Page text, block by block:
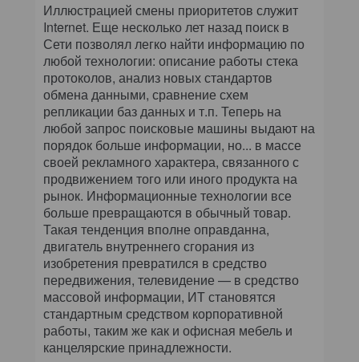
Иллюстрацией смены приоритетов служит
Internet. Еще несколько лет назад поиск в
Сети позволял легко найти информацию по
любой технологии: описание работы стека
протоколов, анализ новых стандартов
обмена данными, сравнение схем
репликации баз данных и т.п. Теперь на
любой запрос поисковые машины выдают на
порядок больше информации, но... в массе
своей рекламного характера, связанного с
продвижением того или иного продукта на
рынок. Информационные технологии все
больше превращаются в обычный товар.
Такая тенденция вполне оправданна,
двигатель внутреннего сгорания из
изобретения превратился в средство
передвижения, телевидение — в средство
массовой информации, ИТ становятся
стандартным средством корпоративной
работы, таким же как и офисная мебель и
канцелярские принадлежности.